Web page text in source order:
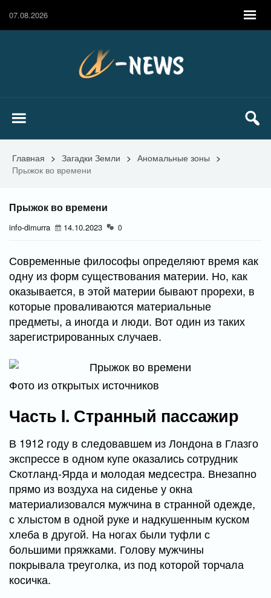
07.08.2026
Главная > Загадки Земли > Аномальные зоны >
Прыжок во времени
Прыжок во времени
info-dimurra 14.10.2023 0
Современные философы определяют время как
одну из форм существования материи. Но, как
оказывается, в этой материи бывают прорехи, в
которые проваливаются материальные
предметы, а иногда и люди. Вот один из таких
зарегистрированных случаев.
Фото из открытых источников
Часть I. Странный пассажир
В 1912 году в следовавшем из Лондона в Глазго
экспрессе в одном купе оказались сотрудник
Скотланд-Ярда и молодая медсестра. Внезапно
прямо из воздуха на сиденье у окна
материализовался мужчина в странной одежде,
с хлыстом в одной руке и надкушенным куском
хлеба в другой. На ногах были туфли с
большими пряжками. Голову мужчины
покрывала треуголка, из под которой торчала
косичка.